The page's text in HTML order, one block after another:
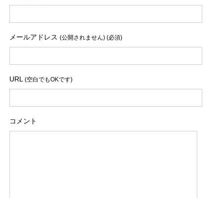
メールアドレス (公開されません) (必須)
URL (空白でもOKです)
コメント